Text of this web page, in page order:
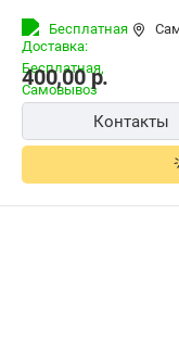
Бесплатная
400,00р.
Контакты